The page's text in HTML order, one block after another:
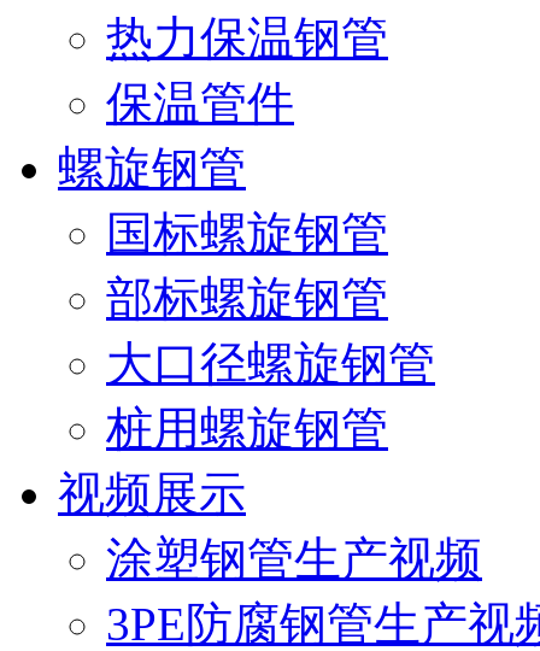
热力保温钢管
保温管件
螺旋钢管
国标螺旋钢管
部标螺旋钢管
大口径螺旋钢管
桩用螺旋钢管
视频展示
涂塑钢管生产视频
3PE防腐钢管生产视